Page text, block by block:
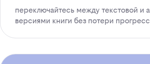
переключайтесь между текстовой и
версиями книги без потери